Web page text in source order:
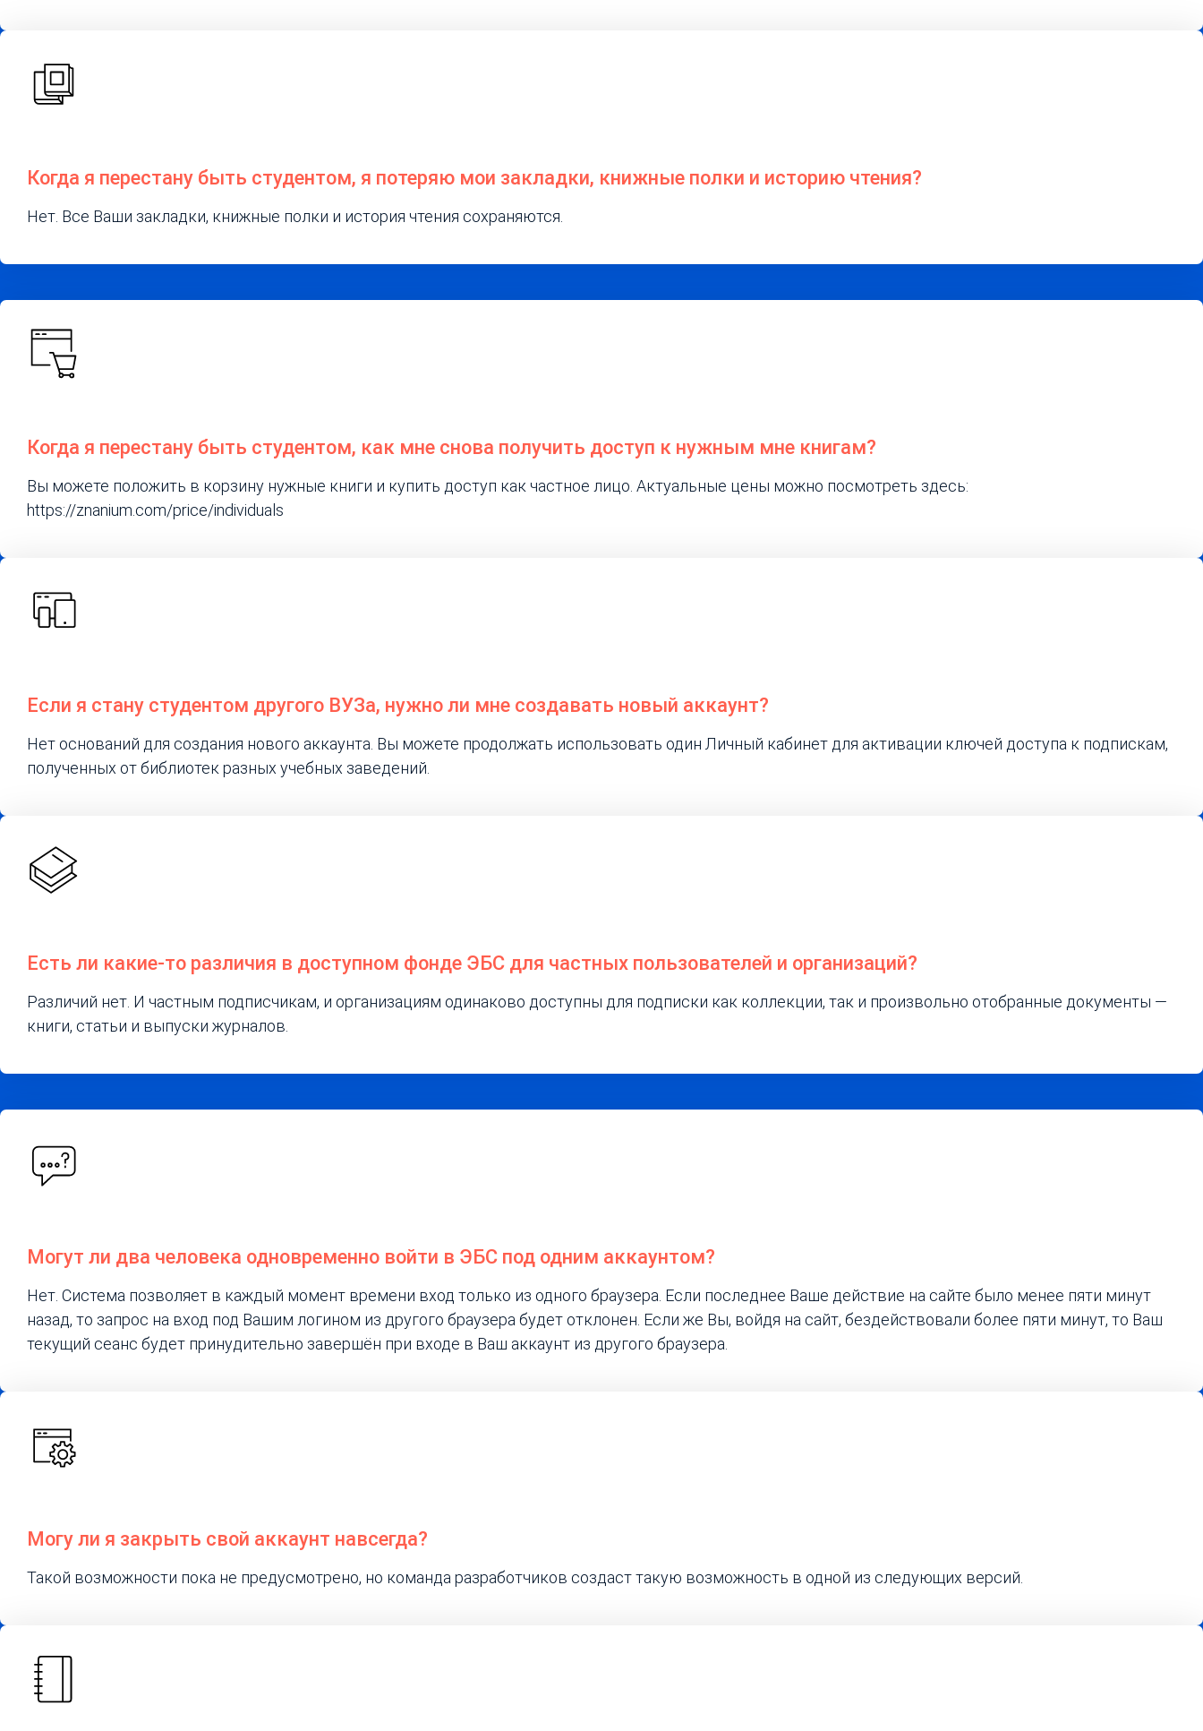
Когда я перестану быть студентом, я потеряю мои закладки, книжные полки и историю чтения?
Нет. Все Ваши закладки, книжные полки и история чтения сохраняются.
Когда я перестану быть студентом, как мне снова получить доступ к нужным мне книгам?
Вы можете положить в корзину нужные книги и купить доступ как частное лицо. Актуальные цены можно посмотреть здесь:
https://znanium.com/price/individuals
Если я стану студентом другого ВУЗа, нужно ли мне создавать новый аккаунт?
Нет оснований для создания нового аккаунта. Вы можете продолжать использовать один Личный кабинет для активации ключей доступа к подпискам,
полученных от библиотек разных учебных заведений.
Есть ли какие-то различия в доступном фонде ЭБС для частных пользователей и организаций?
Различий нет. И частным подписчикам, и организациям одинаково доступны для подписки как коллекции, так и произвольно отобранные документы —
книги, статьи и выпуски журналов.
Могут ли два человека одновременно войти в ЭБС под одним аккаунтом?
Нет. Система позволяет в каждый момент времени вход только из одного браузера. Если последнее Ваше действие на сайте было менее пяти минут
назад, то запрос на вход под Вашим логином из другого браузера будет отклонен. Если же Вы, войдя на сайт, бездействовали более пяти минут, то Ваш
текущий сеанс будет принудительно завершён при входе в Ваш аккаунт из другого браузера.
Могу ли я закрыть свой аккаунт навсегда?
Такой возможности пока не предусмотрено, но команда разработчиков создаст такую возможность в одной из следующих версий.